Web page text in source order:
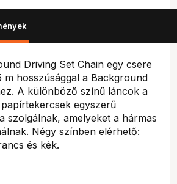
Driving Set Chain egy csere
m hosszúsággal a Background
A különböző színű láncok a
egyszerű
szolgálnak, amelyeket a hármas
Négy színben elérhető:
és kék.